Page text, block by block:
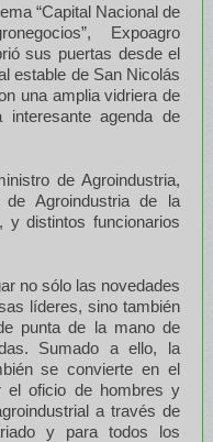
“Capital Nacional de
Expoagro
sus puertas desde el
estable de San Nicolás
una amplia vidriera de
interesante agenda de
de Agroindustria,
de Agroindustria de la
y distintos funcionarios
no sólo las novedades
líderes, sino también
punta de la mano de
Sumado a ello, la
se convierte en el
el oficio de hombres y
a través de
y para todos los